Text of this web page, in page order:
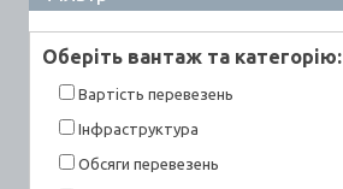
Оберiть вантаж та категорiю:
Вартiсть перевезень
Інфраструктура
Обсяги перевезень